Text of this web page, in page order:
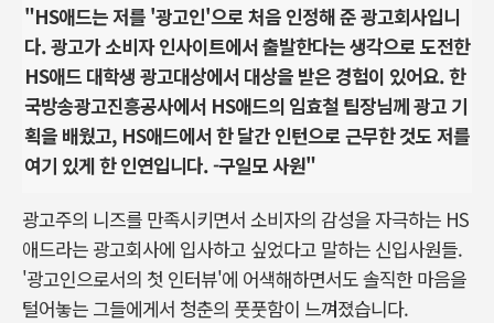
"HS애드는 저를 '광고인'으로 처음 인정해 준 광고회사입니
다. 광고가 소비자 인사이트에서 출발한다는 생각으로 도전한
HS애드 대학생 광고대상에서 대상을 받은 경험이 있어요. 한
국방송광고진흥공사에서 HS애드의 임효철 팀장님께 광고 기
획을 배웠고, HS애드에서 한 달간 인턴으로 근무한 것도 저를
여기 있게 한 인연입니다. -구일모 사원"
광고주의 니즈를 만족시키면서 소비자의 감성을 자극하는 HS
애드라는 광고회사에 입사하고 싶었다고 말하는 신입사원들.
'광고인으로서의 첫 인터뷰'에 어색해하면서도 솔직한 마음을
털어놓는 그들에게서 청춘의 풋풋함이 느껴졌습니다.